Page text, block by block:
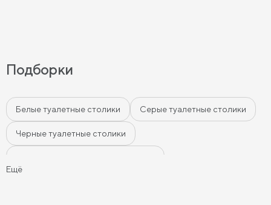
Подборки
Белые туалетные столики Серые туалетные столики
Черные туалетные столики
Ещё